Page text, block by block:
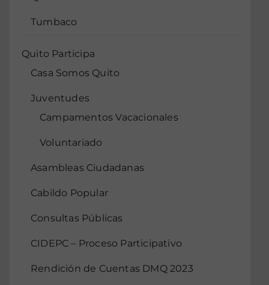
Tumbaco
Quito Participa
Casa Somos Quito
Juventudes
Campamentos Vacacionales
Voluntariado
Asambleas Ciudadanas
Cabildo Popular
Consultas Públicas
CIDEPC – Proceso Participativo
Rendición de Cuentas DMQ 2023